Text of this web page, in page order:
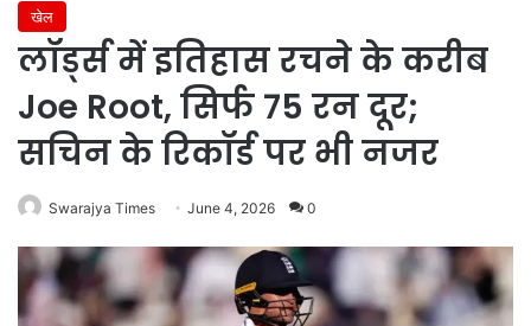
खेल
लॉर्ड्स में इतिहास रचने के करीब
Joe Root, सिर्फ 75 रन दूर;
सचिन के रिकॉर्ड पर भी नजर
Swarajya Times June 4, 2026 0